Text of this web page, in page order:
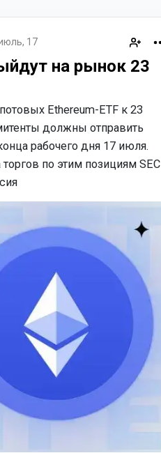
17
на рынок 23
Ethereum-ETF к 23
должны отправить
рабочего дня 17 июля.
по этим позициям SEC